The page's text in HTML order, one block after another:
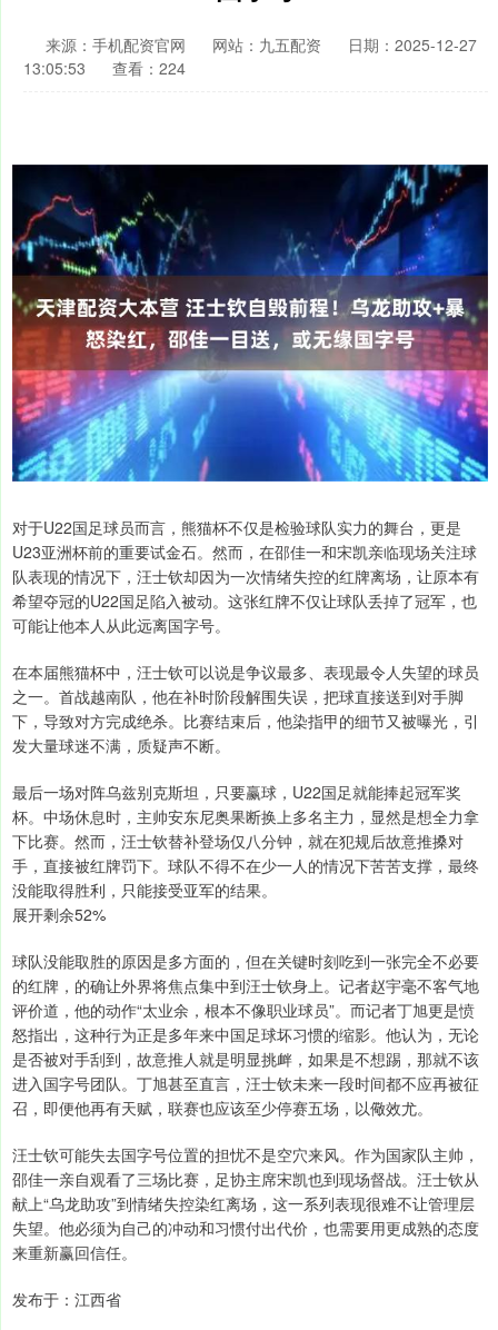
来源：手机配资官网 网站：九五配资
日期：2025-12-27
13:05:53
查看：224
对于U22国足球员而言，熊猫杯不仅是检验球队实力的舞台，更是
U23亚洲杯前的重要试金石。然而，在邵佳一和宋凯亲临现场关注球
队表现的情况下，汪士钦却因为一次情绪失控的红牌离场，让原本有
希望夺冠的U22国足陷入被动。这张红牌不仅让球队丢掉了冠军，也
可能让他本人从此远离国字号。
在本届熊猫杯中，汪士钦可以说是争议最多、表现最令人失望的球员
之一。首战越南队，他在补时阶段解围失误，把球直接送到对手脚
下，导致对方完成绝杀。比赛结束后，他染指甲的细节又被曝光，引
发大量球迷不满，质疑声不断。
最后一场对阵乌兹别克斯坦，只要赢球，U22国足就能捧起冠军奖
杯。中场休息时，主帅安东尼奥果断换上多名主力，显然是想全力拿
下比赛。然而，汪士钦替补登场仅八分钟，就在犯规后故意推搡对
手，直接被红牌罚下。球队不得不在少一人的情况下苦苦支撑，最终
没能取得胜利，只能接受亚军的结果。
展开剩余52%
球队没能取胜的原因是多方面的，但在关键时刻吃到一张完全不必要
的红牌，的确让外界将焦点集中到汪士钦身上。记者赵宇毫不客气地
评价道，他的动作“太业余，根本不像职业球员”。而记者丁旭更是愤
怒指出，这种行为正是多年来中国足球坏习惯的缩影。他认为，无论
是否被对手刮到，故意推人就是明显挑衅，如果是不想踢，那就不该
进入国字号团队。丁旭甚至直言，汪士钦未来一段时间都不应再被征
召，即便他再有天赋，联赛也应该至少停赛五场，以儆效尤。
汪士钦可能失去国字号位置的担忧不是空穴来风。作为国家队主帅，
邵佳一亲自观看了三场比赛，足协主席宋凯也到现场督战。汪士钦从
献上“乌龙助攻”到情绪失控染红离场，这一系列表现很难不让管理层
失望。他必须为自己的冲动和习惯付出代价，也需要用更成熟的态度
来重新赢回信任。
发布于：江西省